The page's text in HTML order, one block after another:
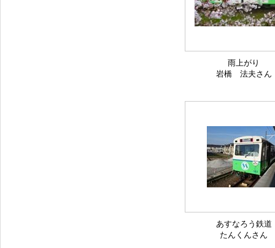
雨上がり
岩橋 法夫さん
あすなろう鉄道
たんくんさん